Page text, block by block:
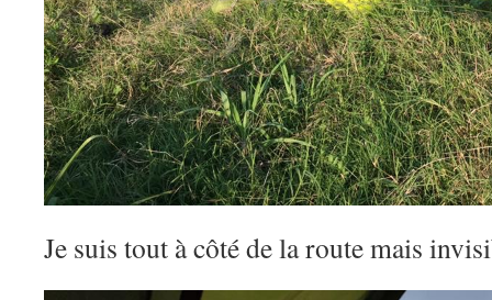
Je suis tout à côté de la route mais